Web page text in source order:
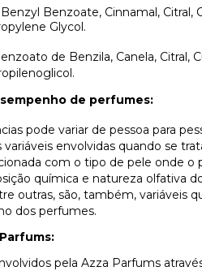
Benzoate, Cinnamal, Citral,
Glycol.
de Benzila, Canela, Citral,
de perfumes:
pode variar de pessoa para
envolvidas quando se
com o tipo de pele onde o
química e natureza olfativa
outras, são, também, variáveis
dos perfumes.
pela Azza Parfums